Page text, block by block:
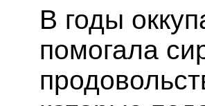
В годы
помогала